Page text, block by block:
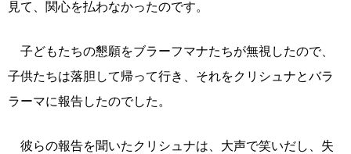
見て、関心を払わなかったのです。
子どもたちの懇願をブラーフマナたちが無視したので、
子供たちは落胆して帰って行き、それをクリシュナとバラ
ラーマに報告したのでした。
彼らの報告を聞いたクリシュナは、大声で笑いだし、失